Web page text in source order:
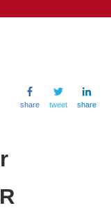
share tweet share